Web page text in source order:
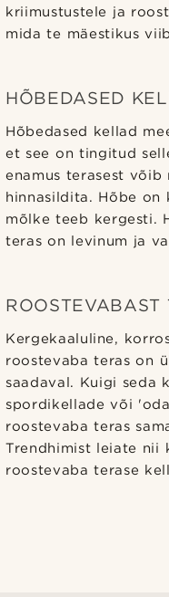
kriimustustele ja
mida te mäestikus
HÕBEDASED
Hõbedased kellad
et see on tingitud
enamus terasest võib
hinnasildita. Hõbe on
mõlke teeb kergesti.
teras on levinum ja
Kergekaaluline,
roostevaba teras on
saadaval. Kuigi seda
spordikellade või
roostevaba teras
Trendhimist leiate nii
roostevaba terase